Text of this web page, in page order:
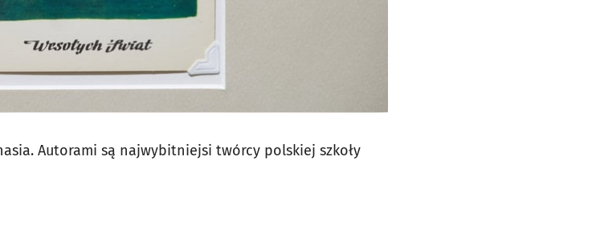
Autorami są najwybitniejsi twórcy polskiej szkoły